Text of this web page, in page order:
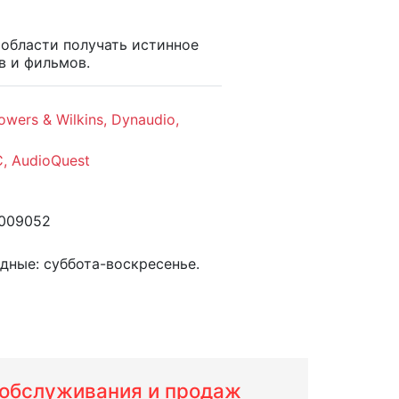
получать истинное
и фильмов.
& Wilkins, Dynaudio,
AudioQuest
суббота-воскресенье.
и продаж